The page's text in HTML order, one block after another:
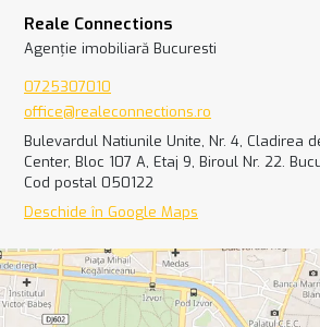
Reale Connections
Agenție imobiliară Bucuresti
0725307010
office@realeconnections.ro
Bulevardul Natiunile Unite, Nr. 4, Cladirea
Center, Bloc 107 A, Etaj 9, Biroul Nr. 22.
Cod postal 050122
Deschide în Google Maps